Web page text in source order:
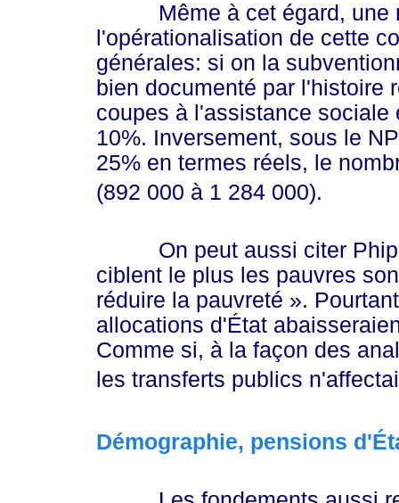
Même à cet égard, une
l'opérationalisation de cette
générales: si on la
bien documenté par l'histoire
coupes à l'assistance sociale
10%. Inversement, sous le
25% en termes réels, le
(892 000 à 1 284 000).
On peut aussi citer
ciblent le plus les pauvres
réduire la pauvreté ».
allocations d'État
Comme si, à la façon des
les transferts publics
Démographie, pensions